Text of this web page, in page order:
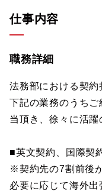
仕事内容
職務詳細
法務部における契約
下記の業務のうち
当頂き、徐々に活躍
■英文契約、国際契
※契約先の7割前後
必要に応じて海外出